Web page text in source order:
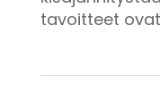
tavoitteet